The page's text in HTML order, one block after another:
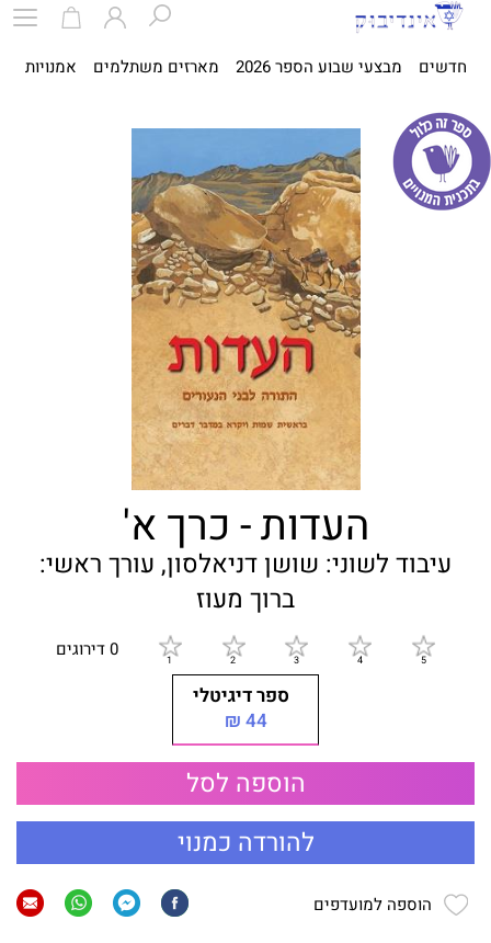
חדשים מבצעי שבוע הספר 2026 מארזים משתלמים אמנויות
העדות - כרך א'
עיבוד לשוני: שושן דניאלסון, עורך ראשי:
ברוך מעוז
0 דירוגים
ספר דיגיטלי
44 ₪
הוספה לסל
להורדה כמנוי
הוספה למועדפים